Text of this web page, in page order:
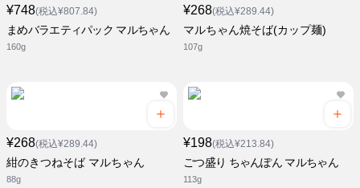
¥748(税込¥807.84)
まめバラエティパック マルちゃん
160g
¥268(税込¥289.44)
マルちゃん焼そば(カップ麺)
107g
¥268(税込¥289.44)
紺のきつねそば マルちゃん
88g
¥198(税込¥213.84)
ごつ盛り ちゃんぽん マルちゃん
113g